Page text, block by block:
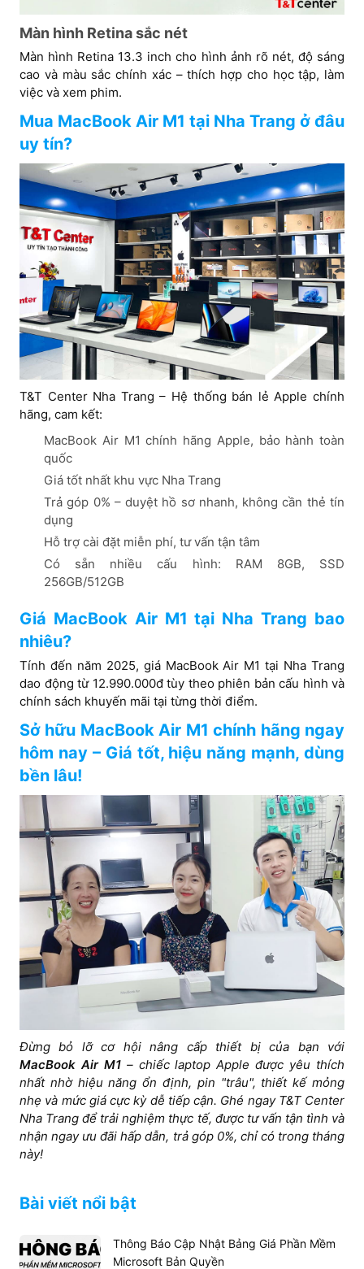
Màn hình Retina sắc nét
Màn hình Retina 13.3 inch cho hình ảnh rõ nét, độ sáng
cao và màu sắc chính xác – thích hợp cho học tập, làm
việc và xem phim.
Mua MacBook Air M1 tại Nha Trang ở đâu
uy tín?
T&T Center Nha Trang – Hệ thống bán lẻ Apple chính
hãng, cam kết:
MacBook Air M1 chính hãng Apple, bảo hành toàn
quốc
Giá tốt nhất khu vực Nha Trang
Trả góp 0% – duyệt hồ sơ nhanh, không cần thẻ tín
dụng
Hỗ trợ cài đặt miễn phí, tư vấn tận tâm
Có sẵn nhiều cấu hình: RAM 8GB, SSD
256GB/512GB
Giá MacBook Air M1 tại Nha Trang bao
nhiêu?
Tính đến năm 2025, giá MacBook Air M1 tại Nha Trang
dao động từ 12.990.000đ tùy theo phiên bản cấu hình và
chính sách khuyến mãi tại từng thời điểm.
Sở hữu MacBook Air M1 chính hãng ngay
hôm nay – Giá tốt, hiệu năng mạnh, dùng
bền lâu!
Đừng bỏ lỡ cơ hội nâng cấp thiết bị của bạn với
MacBook Air M1– chiếc laptop Apple được yêu thích
nhất nhờ hiệu năng ổn định, pin "trâu", thiết kế mỏng
nhẹ và mức giá cực kỳ dễ tiếp cận. Ghé ngay T&T Center
Nha Trang để trải nghiệm thực tế, được tư vấn tận tình và
nhận ngay ưu đãi hấp dẫn, trả góp 0%, chỉ có trong tháng
này!
Bài viết nổi bật
Thông Báo Cập Nhật Bảng Giá Phần Mềm
Microsoft Bản Quyền